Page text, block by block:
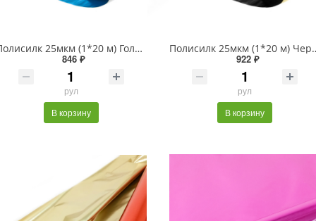
Полисилк 25мкм (1*20 м) Голубой/Серебро, 1 шт
846 ₽
рул
В корзину
Полисилк
922 ₽
рул
В корзину